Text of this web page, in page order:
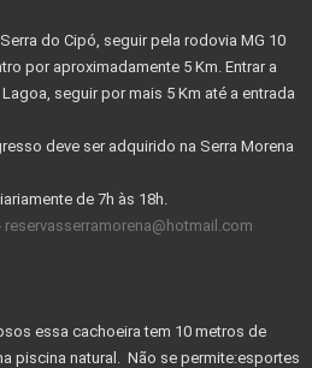
do Cipó, seguir pela rodovia MG 10
por aproximadamente 5 Km. Entrar a
seguir por mais 5 Km até a entrada
deve ser adquirido na Serra Morena
de 7h às 18h.
reservasserramorena@hotmail.com
essa cachoeira tem 10 metros de
piscina natural. Não se permite:esportes